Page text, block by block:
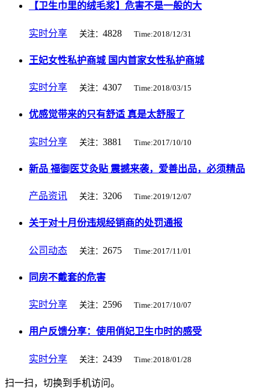
【卫生巾里的绒毛浆】危害不是一般的大
实时分享 关注： 4828 Time:2018/12/31
王妃女性私护商城 国内首家女性私护商城
实时分享 关注： 4307 Time:2018/03/15
优感觉带来的只有舒适 真是太舒服了
实时分享 关注： 3881 Time:2017/10/10
新品 福御医艾灸贴 震撼来袭，爱善出品，必须精品
产品资讯 关注： 3206 Time:2019/12/07
关于对十月份违规经销商的处罚通报
公司动态 关注： 2675 Time:2017/11/01
同房不戴套的危害
实时分享 关注： 2596 Time:2017/10/07
用户反馈分享：使用俏妃卫生巾时的感受
实时分享 关注： 2439 Time:2018/01/28
扫一扫，切换到手机访问。